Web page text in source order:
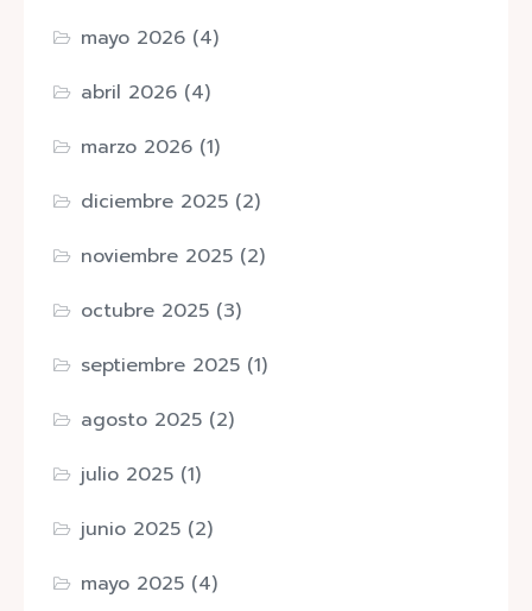
mayo 2026 (4)
abril 2026 (4)
marzo 2026 (1)
diciembre 2025 (2)
noviembre 2025 (2)
octubre 2025 (3)
septiembre 2025 (1)
agosto 2025 (2)
julio 2025 (1)
junio 2025 (2)
mayo 2025 (4)